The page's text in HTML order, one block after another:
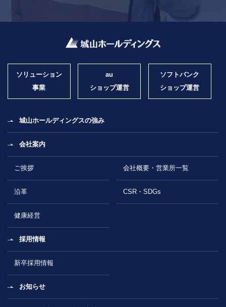
ソリューション
事業
au
ショップ運営
ソフトバンク
ショップ運営
城山ホールディングスの強み
会社案内
ご挨拶 会社概要・営業所一覧
沿革 CSR・SDGs
健康経営
採用情報
新卒採用情報
お知らせ